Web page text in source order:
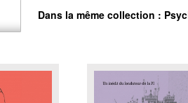
Dans la même collection :